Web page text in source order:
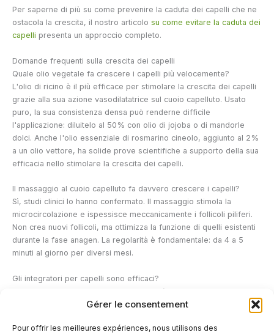
Gérer le consentement
Pour offrir les meilleures expériences, nous utilisons des
Per saperne di più su come prevenire la caduta dei capelli che ne
ostacola la crescita, il nostro articolo su come evitare la caduta dei
capelli presenta un approccio completo.
Domande frequenti sulla crescita dei capelli
Quale olio vegetale fa crescere i capelli più velocemente?
L'olio di ricino è il più efficace per stimolare la crescita dei capelli
grazie alla sua azione vasodilatatrice sul cuoio capelluto. Usato
puro, la sua consistenza densa può renderne difficile
l'applicazione: diluitelo al 50% con olio di jojoba o di mandorle
dolci. Anche l'olio essenziale di rosmarino cineolo, aggiunto al 2%
a un olio vettore, ha solide prove scientifiche a supporto della sua
efficacia nello stimolare la crescita dei capelli.
Il massaggio al cuoio capelluto fa davvero crescere i capelli?
Sì, studi clinici lo hanno confermato. Il massaggio stimola la
microcircolazione e ispessisce meccanicamente i follicoli piliferi.
Non crea nuovi follicoli, ma ottimizza la funzione di quelli esistenti
durante la fase anagen. La regolarità è fondamentale: da 4 a 5
minuti al giorno per diversi mesi.
Gli integratori per capelli sono efficaci?
In caso di carenze nutrizionali accertate (biotina, zinco, ferro,
vitamina D), sì: la loro efficacia è ben documentata. In una persona
prima di iniziare un ciclo di trattamento aiuta a identificare le